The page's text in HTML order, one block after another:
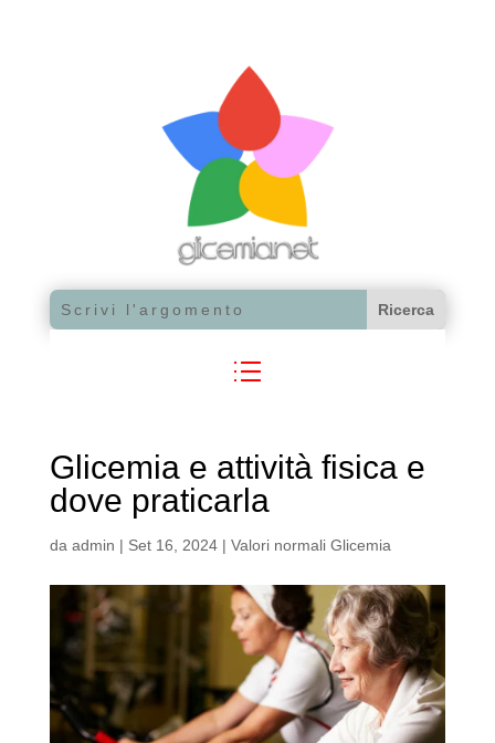
Glicemia e attività fisica e
dove praticarla
da admin | Set 16, 2024| Valori normali Glicemia